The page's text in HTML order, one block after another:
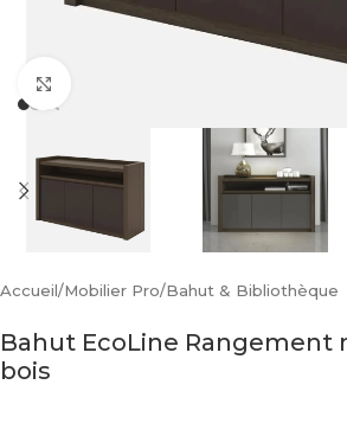
Accueil/Mobilier Pro/Bahut & Bibliothèque
Bahut EcoLine Rangement
bois